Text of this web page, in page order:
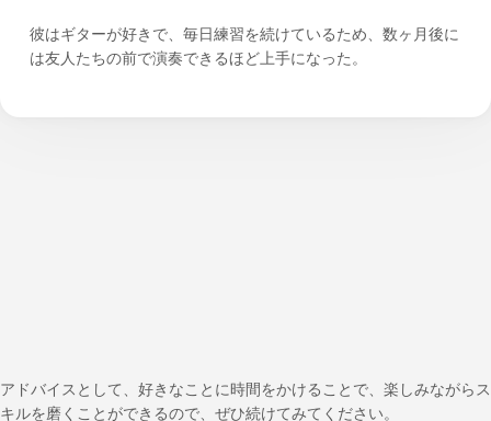
彼はギターが好きで、毎日練習を続けているため、数ヶ月後に
は友人たちの前で演奏できるほど上手になった。
アドバイスとして、好きなことに時間をかけることで、楽しみながらス
キルを磨くことができるので、ぜひ続けてみてください。